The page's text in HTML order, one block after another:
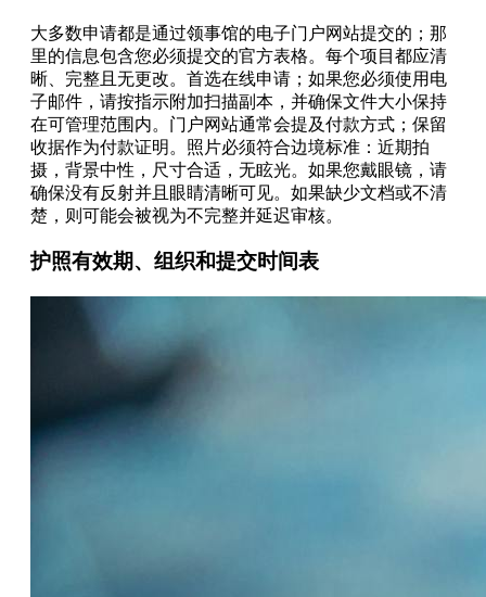
大多数申请都是通过领事馆的电子门户网站提交的；那
里的信息包含您必须提交的官方表格。每个项目都应清
晰、完整且无更改。首选在线申请；如果您必须使用电
子邮件，请按指示附加扫描副本，并确保文件大小保持
在可管理范围内。门户网站通常会提及付款方式；保留
收据作为付款证明。照片必须符合边境标准：近期拍
摄，背景中性，尺寸合适，无眩光。如果您戴眼镜，请
确保没有反射并且眼睛清晰可见。如果缺少文档或不清
楚，则可能会被视为不完整并延迟审核。
护照有效期、组织和提交时间表